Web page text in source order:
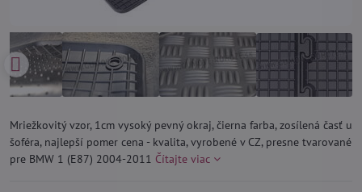
Mriežkovitý vzor, 1cm vysoký pevný okraj, čierna farba, zosílená časť u
šoféra, najlepší pomer cena - kvalita, vyrobené v CZ, presne tvarované
pre BMW 1 (E87) 2004-2011 Čítajte viac